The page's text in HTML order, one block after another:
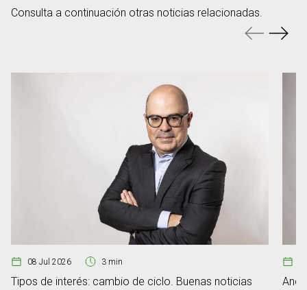
Consulta a continuación otras noticias relacionadas.
08 Jul 2026 3 min
Tipos de interés: cambio de ciclo. Buenas noticias